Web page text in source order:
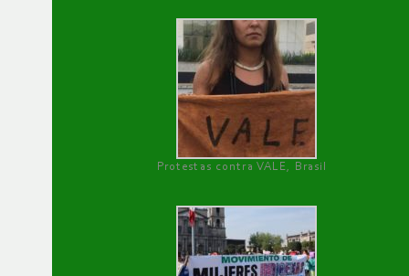
Protestas contra VALE, Brasil